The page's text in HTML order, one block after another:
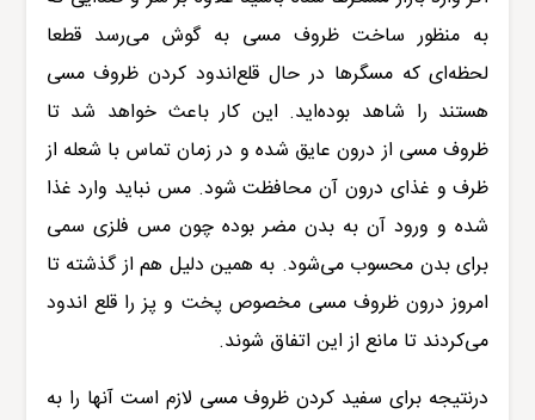
به منظور ساخت ظروف مسی به گوش می‌رسد قطعا
لحظه‌ای که مسگرها در حال قلع‌اندود کردن ظروف مسی
هستند را شاهد بوده‌اید. این کار باعث خواهد شد تا
ظروف مسی از درون عایق شده و در زمان تماس با شعله از
ظرف و غذای درون آن محافظت شود. مس نباید وارد غذا
شده و ورود آن به بدن مضر بوده چون مس فلزی سمی
برای بدن محسوب می‌شود. به همین دلیل هم از گذشته تا
امروز درون ظروف مسی مخصوص پخت و پز را قلع اندود
می‌کردند تا مانع از این اتفاق شوند.
درنتیجه برای سفید کردن ظروف مسی لازم است آنها را به